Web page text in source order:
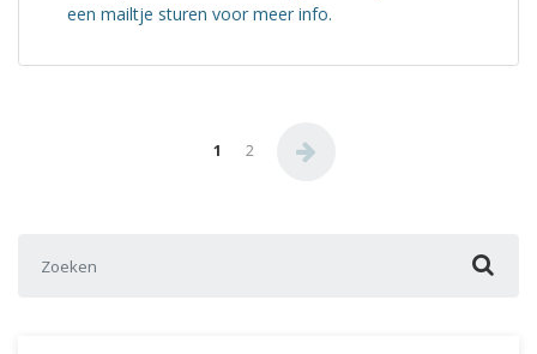
een mailtje sturen voor meer info.
Berichten paginering
1 2